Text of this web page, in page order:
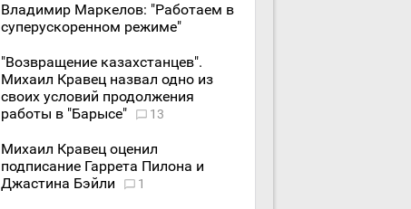
Владимир Маркелов: "Работаем в
суперускоренном режиме"
"Возвращение казахстанцев".
Михаил Кравец назвал одно из
своих условий продолжения
работы в "Барысе"
13
Михаил Кравец оценил
подписание Гаррета Пилона и
Джастина Бэйли
1